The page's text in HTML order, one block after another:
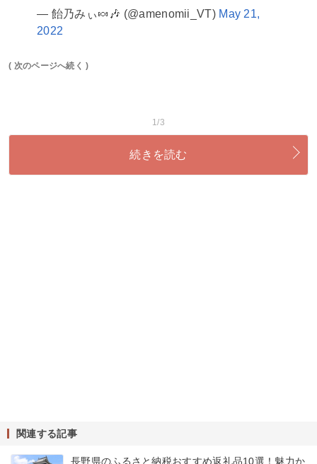
— 飴乃みぃ🍬🎶 (@amenomii_VT) May 21,
2022
( 次のページへ続く )
1/3
続きを読む
関連する記事
長野県のふるさと納税おすすめ返礼品10選！魅力か